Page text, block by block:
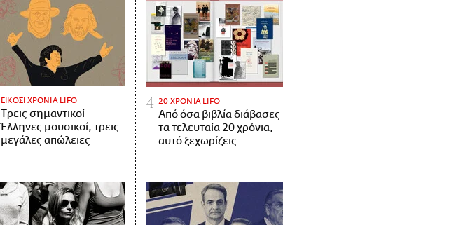
ΕΙΚΟΣΙ ΧΡΟΝΙΑ LIFO
Tρεις σημαντικοί
Έλληνες μουσικοί, τρεις
μεγάλες απώλειες
20 ΧΡΟΝΙΑ LIFO
Από όσα βιβλία διάβασες
τα τελευταία 20 χρόνια,
αυτό ξεχωρίζεις